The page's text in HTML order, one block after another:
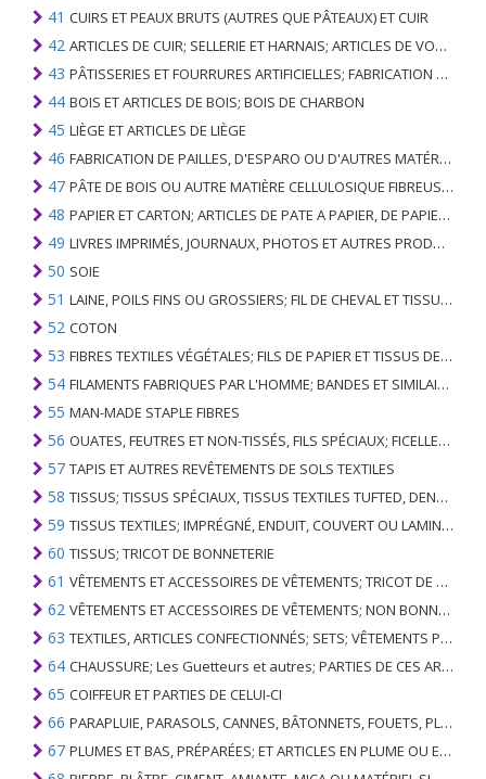
41 CUIRS ET PEAUX BRUTS (AUTRES QUE PÂTEAUX) ET CUIR
42 ARTICLES DE CUIR; SELLERIE ET ​​HARNAIS; ARTICLES DE VOYAGE, SACS À MAIN ET RÉCIPIENTS ANALOGUES; ARTICLES DE GUT ANIMAL (AUTRE QUE GUT DE SOIE-VERT)
43 PÂTISSERIES ET FOURRURES ARTIFICIELLES; FABRICATION DE CELLES-CI
44 BOIS ET ARTICLES DE BOIS; BOIS DE CHARBON
45 LIÈGE ET ARTICLES DE LIÈGE
46 FABRICATION DE PAILLES, D'ESPARO OU D'AUTRES MATÉRIAUX DE COULÉE; BASKETWARE ET WICKERWORK
47 PÂTE DE BOIS OU AUTRE MATIÈRE CELLULOSIQUE FIBREUSE; PAPIER OU CARTON RÉCUPÉRÉ (DÉCHETS ET DÉCHETS)
48 PAPIER ET CARTON; ARTICLES DE PATE A PAPIER, DE PAPIER OU DE CARTON
49 LIVRES IMPRIMÉS, JOURNAUX, PHOTOS ET AUTRES PRODUITS DE L'INDUSTRIE DE L'IMPRIMERIE; MANUSCRITS, TYPESCRIPTS ET PLANS
50 SOIE
51 LAINE, POILS FINS OU GROSSIERS; FIL DE CHEVAL ET TISSU TISSÉ
52 COTON
53 FIBRES TEXTILES VÉGÉTALES; FILS DE PAPIER ET TISSUS DE FILS DE PAPIER
54 FILAMENTS FABRIQUES PAR L'HOMME; BANDES ET SIMILAIRES DE MATIERES TEXTILES SYNTHETIQUES
55 MAN-MADE STAPLE FIBRES
56 OUATES, FEUTRES ET NON-TISSÉS, FILS SPÉCIAUX; FICELLES, CORDES, CORDES, CÂBLES ET ARTICLES ASSOCIÉS
57 TAPIS ET AUTRES REVÊTEMENTS DE SOLS TEXTILES
58 TISSUS; TISSUS SPÉCIAUX, TISSUS TEXTILES TUFTED, DENTELLE, TAPISSERIES, GARNITURES, BRODERIES
59 TISSUS TEXTILES; IMPRÉGNÉ, ENDUIT, COUVERT OU LAMINÉ; ARTICLES TEXTILES D'UN TYPE ADAPTÉ À L'USAGE INDUSTRIEL
60 TISSUS; TRICOT DE BONNETERIE
61 VÊTEMENTS ET ACCESSOIRES DE VÊTEMENTS; TRICOT DE BONNETERIE
62 VÊTEMENTS ET ACCESSOIRES DE VÊTEMENTS; NON BONNETERIE
63 TEXTILES, ARTICLES CONFECTIONNÉS; SETS; VÊTEMENTS PORTÉS ET ARTICLES TEXTILES USÉS; RAGS
64 CHAUSSURE; Les Guetteurs et autres; PARTIES DE CES ARTICLES
65 COIFFEUR ET PARTIES DE CELUI-CI
66 PARAPLUIE, PARASOLS, CANNES, BÂTONNETS, FOUETS, PLANTES DE CONDUITE; ET LEURS PARTIES
67 PLUMES ET BAS, PRÉPARÉES; ET ARTICLES EN PLUME OU EN BAS; FLEURS ARTIFICIELLES; ARTICLES DE CHEVEUX HUMAINS